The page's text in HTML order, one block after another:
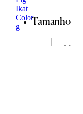
Tamanho
36